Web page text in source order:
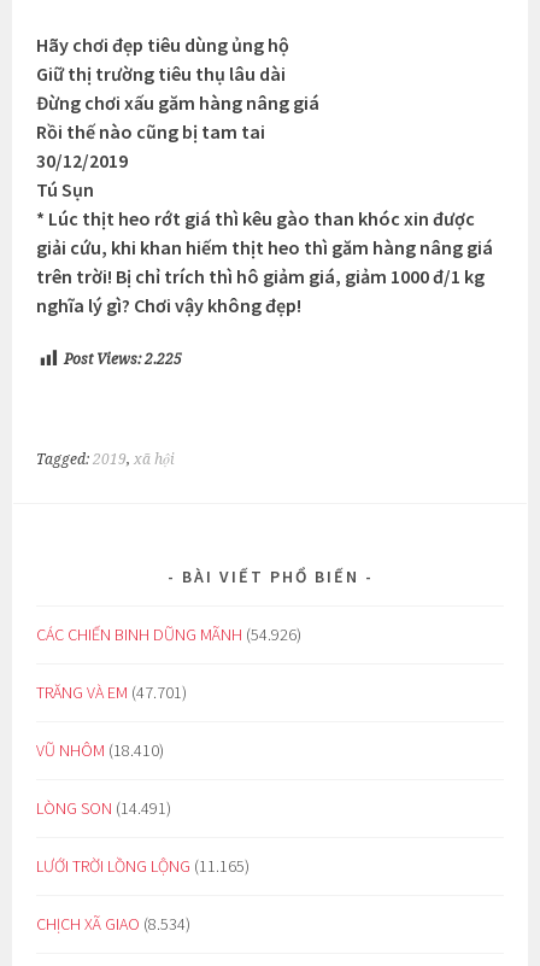
Hãy chơi đẹp tiêu dùng ủng hộ
Giữ thị trường tiêu thụ lâu dài
Đừng chơi xấu găm hàng nâng giá
Rồi thế nào cũng bị tam tai
30/12/2019
Tú Sụn
* Lúc thịt heo rớt giá thì kêu gào than khóc xin được
giải cứu, khi khan hiếm thịt heo thì găm hàng nâng giá
trên trời! Bị chỉ trích thì hô giảm giá, giảm 1000 đ/1 kg
nghĩa lý gì? Chơi vậy không đẹp!
Post Views: 2.225
Tagged:2019, xã hội
BÀI VIẾT PHỔ BIẾN
CÁC CHIẾN BINH DŨNG MÃNH (54.926)
TRĂNG VÀ EM (47.701)
VŨ NHÔM (18.410)
LÒNG SON (14.491)
LƯỚI TRỜI LỒNG LỘNG (11.165)
CHỊCH XÃ GIAO (8.534)